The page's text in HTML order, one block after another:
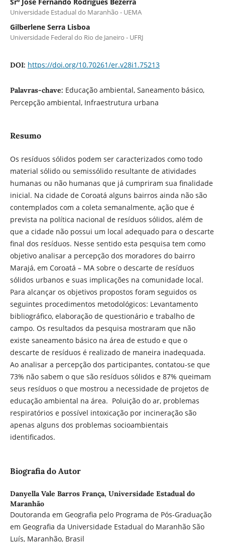
Universidade Estadual do Maranhão - UEMA
Gilberlene Serra Lisboa
Universidade Federal do Rio de Janeiro - UFRJ
DOI: https://doi.org/10.70261/er.v28i1.75213
Palavras-chave: Educação ambiental, Saneamento básico,
Percepção ambiental, Infraestrutura urbana
Resumo
Os resíduos sólidos podem ser caracterizados como todo
material sólido ou semissólido resultante de atividades
humanas ou não humanas que já cumpriram sua finalidade
inicial. Na cidade de Coroatá alguns bairros ainda não são
contemplados com a coleta semanalmente, ação que é
prevista na política nacional de resíduos sólidos, além de
que a cidade não possui um local adequado para o descarte
final dos resíduos. Nesse sentido esta pesquisa tem como
objetivo analisar a percepção dos moradores do bairro
Marajá, em Coroatá – MA sobre o descarte de resíduos
sólidos urbanos e suas implicações na comunidade local.
Para alcançar os objetivos propostos foram seguidos os
seguintes procedimentos metodológicos: Levantamento
bibliográfico, elaboração de questionário e trabalho de
campo. Os resultados da pesquisa mostraram que não
existe saneamento básico na área de estudo e que o
descarte de resíduos é realizado de maneira inadequada.
Ao analisar a percepção dos participantes, contatou-se que
73% não sabem o que são resíduos sólidos e 87% queimam
seus resíduos o que mostrou a necessidade de projetos de
educação ambiental na área. Poluição do ar, problemas
respiratórios e possível intoxicação por incineração são
apenas alguns dos problemas socioambientais
identificados.
Biografia do Autor
Danyella Vale Barros França, Universidade Estadual do
Maranhão
Doutoranda em Geografia pelo Programa de Pós-Graduação
em Geografia da Universidade Estadual do Maranhão São
Luís, Maranhão, Brasil